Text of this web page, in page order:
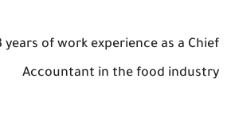
years of work experience as a Chief
Accountant in the food industry